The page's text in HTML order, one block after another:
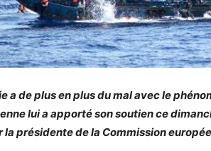
a de plus en plus du mal avec le
lui a apporté son soutien ce
la présidente de la Commission